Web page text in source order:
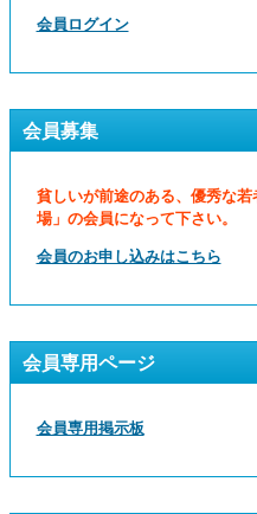
会員ログイン
会員募集
貧しいが前途のある、優秀な
場」の会員になって下さい。
会員のお申し込みはこちら
会員専用ページ
会員専用掲示板